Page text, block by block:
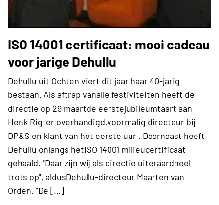
ISO 14001 certificaat: mooi cadeau
voor jarige Dehullu
Dehullu uit Ochten viert dit jaar haar 40-jarig
bestaan. Als aftrap vanalle festiviteiten heeft de
directie op 29 maartde eerstejubileumtaart aan
Henk Rigter overhandigd,voormalig directeur bij
DP&S en klant van het eerste uur . Daarnaast heeft
Dehullu onlangs hetISO 14001 milieucertificaat
gehaald. "Daar zijn wij als directie uiteraardheel
trots op", aldusDehullu-directeur Maarten van
Orden. "De […]